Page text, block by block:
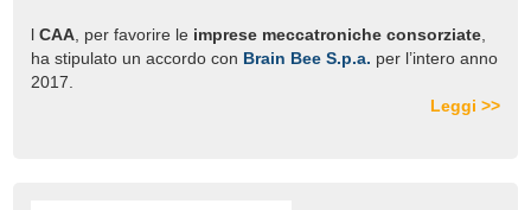
lCAA , per favorire le imprese meccatroniche consorziate
ha stipulato un accordo con Brain Bee S.p.a. per l’intero anno
2017.
Leggi >>